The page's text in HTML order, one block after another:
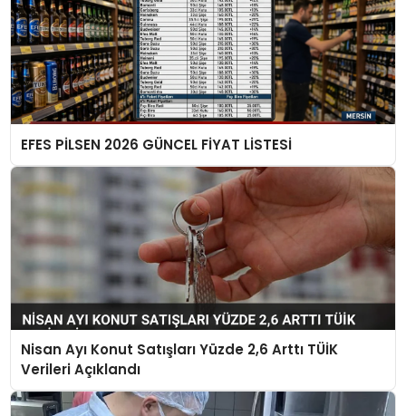
EFES PİLSEN 2026 GÜNCEL FİYAT LİSTESİ
Nisan Ayı Konut Satışları Yüzde 2,6 Arttı TÜİK
Verileri Açıklandı